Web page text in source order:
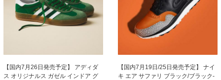
【国内7月26日発売予定】 アディダ
ス オリジナルス ガゼル インドア グ
【国内7月19日/25日発売予定】 ナイ
キ エア サファリ ブラック/ブラック-